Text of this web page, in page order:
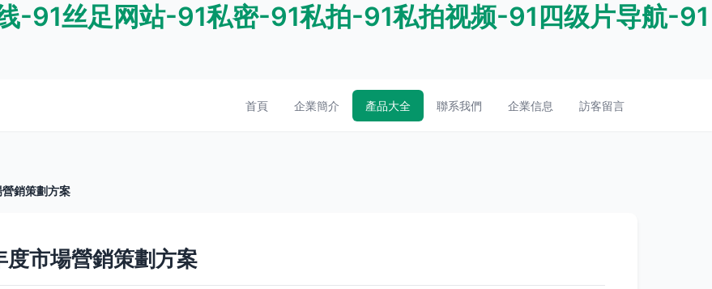
-91丝足网站-91私密-91私拍-91私拍视频-91四级片导航-91
首頁 企業簡介 產品大全 聯系我們 企業信息 訪客留言
銷策劃方案
市場營銷策劃方案